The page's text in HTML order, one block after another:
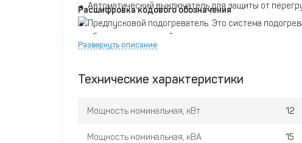
Автоматический выключатель для защиты от
Предпусковой подогреватель. Это система
обеспечивает легкий запуск при отрицательных
При понижении давления масла ниже допустимого
Топливный бак увеличенного объема обеспечивает
Расшифровка кодового обозначения
Развернуть описание
Технические характеристики
Мощность номинальная, кВт 12
Мощность номинальная, кВА 15